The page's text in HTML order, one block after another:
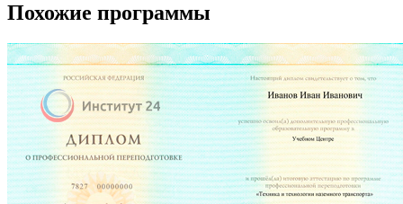
Похожие программы